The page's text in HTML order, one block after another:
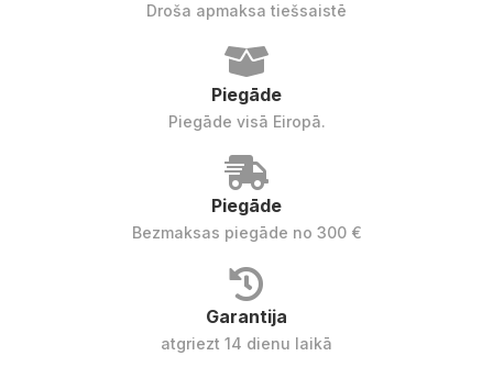
Droša apmaksa tiešsaistē
Piegāde
Piegāde visā Eiropā.
Piegāde
Bezmaksas piegāde no 300 €
Garantija
atgriezt 14 dienu laikā